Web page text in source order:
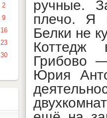
ручные.
плечо. Я
Белки не
Коттедж
Грибово
Юрия
2
9
16
23
30